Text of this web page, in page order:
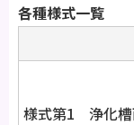
各種様式一覧
様式第1 浄化槽